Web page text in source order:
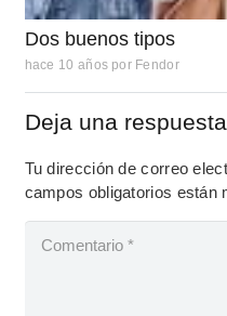
Dos buenos tipos
hace 10 años por Fendor
Deja una respuesta
Tu dirección de correo
campos obligatorios están